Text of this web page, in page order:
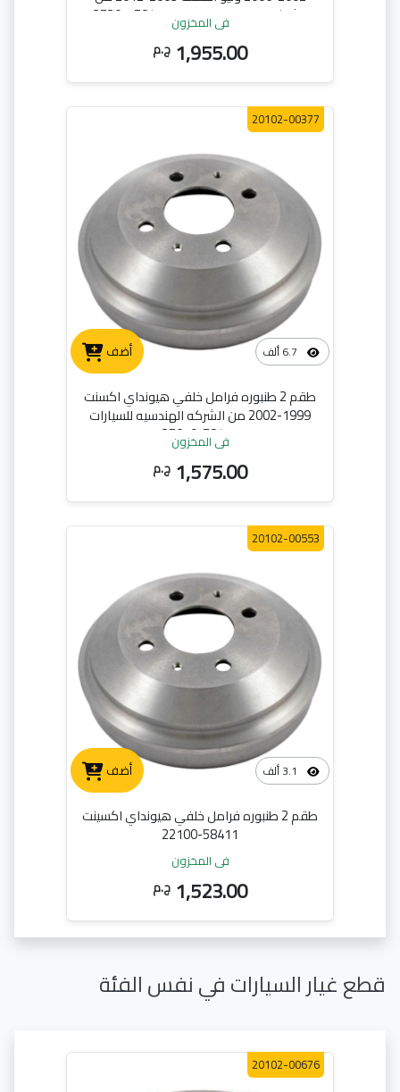
الشركه الهندسيه للسيارات 58411-25201
في المخزون
1,955.00 ج.م
أضف
20102-00377
طقم 2 طنبوره فرامل خلفي هيونداي اكسنت
1999-2002 من الشركه الهندسيه للسيارات
58411-25010
في المخزون
1,575.00 ج.م
أضف
20102-00553
طقم 2 طنبوره فرامل خلفي هيونداي اكسينت
58411-22100
في المخزون
1,523.00 ج.م
قطع غيار السيارات في نفس الفئة
20102-00676